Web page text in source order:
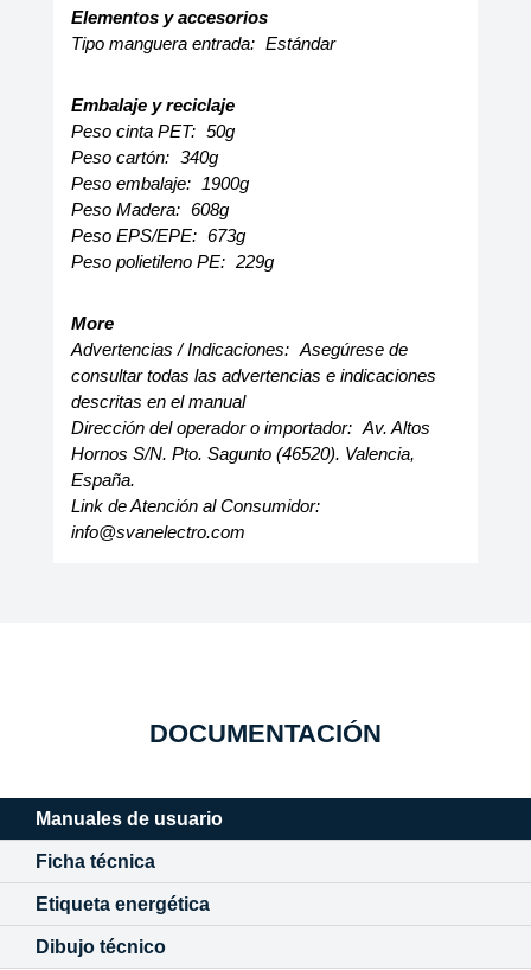
Elementos y accesorios
Tipo manguera entrada: Estándar
Embalaje y reciclaje
Peso cinta PET: 50g
Peso cartón: 340g
Peso embalaje: 1900g
Peso Madera: 608g
Peso EPS/EPE: 673g
Peso polietileno PE: 229g
More
Advertencias / Indicaciones: Asegúrese de
consultar todas las advertencias e indicaciones
descritas en el manual
Dirección del operador o importador: Av. Altos
Hornos S/N. Pto. Sagunto (46520). Valencia,
España.
Link de Atención al Consumidor:
info@svanelectro.com
DOCUMENTACIÓN
Manuales de usuario
Ficha técnica
Etiqueta energética
Dibujo técnico